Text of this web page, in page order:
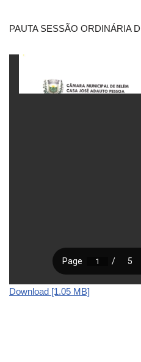
PAUTA SESSÃO ORDINÁRIA
Download [1.05 MB]